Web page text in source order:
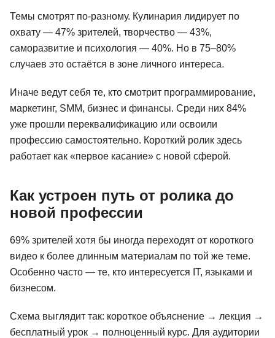
Темы смотрят по-разному. Кулинария лидирует по
охвату — 47% зрителей, творчество — 43%,
саморазвитие и психология — 40%. Но в 75–80%
случаев это остаётся в зоне личного интереса.
Иначе ведут себя те, кто смотрит программирование,
маркетинг, SMM, бизнес и финансы. Среди них 84%
уже прошли переквалификацию или освоили
профессию самостоятельно. Короткий ролик здесь
работает как «первое касание» с новой сферой.
Как устроен путь от ролика до
новой профессии
69% зрителей хотя бы иногда переходят от короткого
видео к более длинным материалам по той же теме.
Особенно часто — те, кто интересуется IT, языками и
бизнесом.
Схема выглядит так: короткое объяснение → лекция →
бесплатный урок → полноценный курс. Для аудитории